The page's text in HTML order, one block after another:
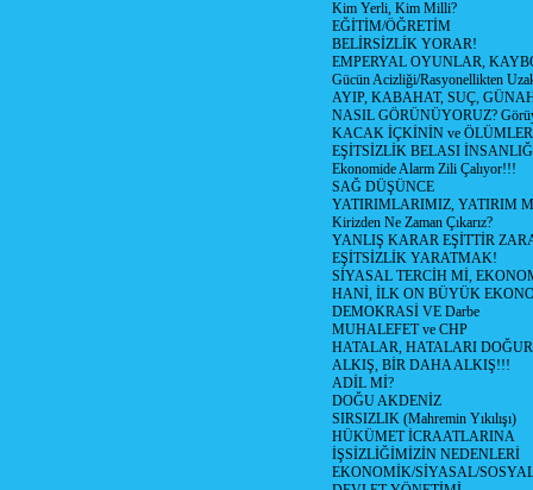
Kim Yerli, Kim Milli?
EĞİTİM/ÖĞRETİM
BELİRSİZLİK YORAR!
EMPERYAL OYUNLAR,
Gücün Acizliği/Rasyonellikten
AYIP, KABAHAT, SUÇ,
NASIL GÖRÜNÜYORUZ?
KACAK İÇKİNİN ve
EŞİTSİZLİK BELASI
Ekonomide Alarm Zili Çalıyor!!!
SAĞ DÜŞÜNCE
YATIRIMLARIMIZ, YATIRIM
Kirizden Ne Zaman Çıkarız?
YANLIŞ KARAR EŞİTTİR
EŞİTSİZLİK YARATMAK!
SİYASAL TERCİH Mİ,
HANİ, İLK ON BÜYÜK
DEMOKRASİ VE Darbe
MUHALEFET ve CHP
HATALAR, HATALARI
ALKIŞ, BİR DAHA ALKIŞ!!!
ADİL Mİ?
DOĞU AKDENİZ
SIRSIZLIK (Mahremin Yıkılışı)
HÜKÜMET İCRAATLARINA
İŞSİZLİĞİMİZİN NEDENLERİ
EKONOMİK/SİYASAL/